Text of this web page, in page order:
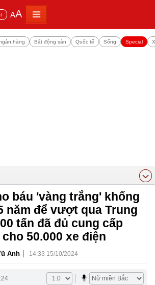
AA
hàng Bất động sản Quốc tế Sống Special
báu 'vàng trắng' khổng
năm để vượt qua Trung
tấn đã đủ cung cấp
50.000 xe điện
Anh | 14:33 15/10/2024